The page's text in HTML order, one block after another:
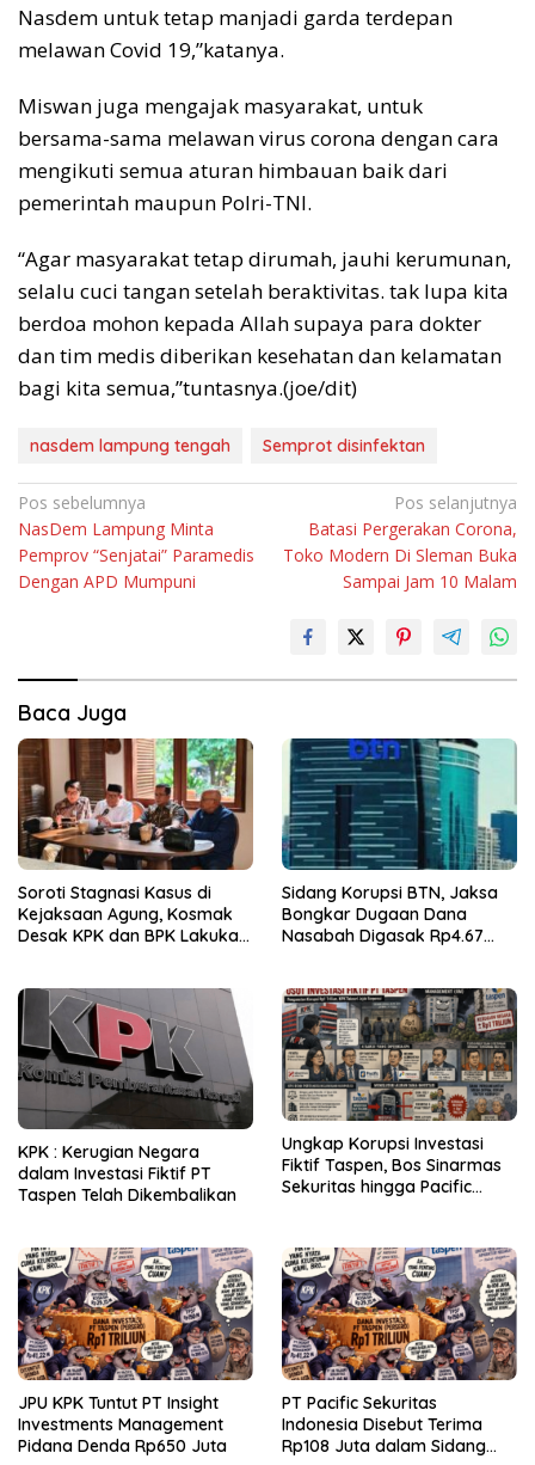
Nasdem untuk tetap manjadi garda terdepan
melawan Covid 19,”katanya.
Miswan juga mengajak masyarakat, untuk
bersama-sama melawan virus corona dengan cara
mengikuti semua aturan himbauan baik dari
pemerintah maupun Polri-TNI.
“Agar masyarakat tetap dirumah, jauhi kerumunan,
selalu cuci tangan setelah beraktivitas. tak lupa kita
berdoa mohon kepada Allah supaya para dokter
dan tim medis diberikan kesehatan dan kelamatan
bagi kita semua,”tuntasnya.(joe/dit)
nasdem lampung tengah Semprot disinfektan
Navigasi
pos
Pos sebelumnya
NasDem Lampung Minta
Pemprov “Senjatai” Paramedis
Dengan APD Mumpuni
Pos selanjutnya
Batasi Pergerakan Corona,
Toko Modern Di Sleman Buka
Sampai Jam 10 Malam
Baca Juga
Soroti Stagnasi Kasus di
Kejaksaan Agung, Kosmak
Desak KPK dan BPK Lakukan
Sidang Korupsi BTN, Jaksa
Bongkar Dugaan Dana
Nasabah Digasak Rp4.67
KPK : Kerugian Negara
dalam Investasi Fiktif PT
Taspen Telah Dikembalikan
Ungkap Korupsi Investasi
Fiktif Taspen, Bos Sinarmas
Sekuritas hingga Pacific
JPU KPK Tuntut PT Insight
Investments Management
Pidana Denda Rp650 Juta
PT Pacific Sekuritas
Indonesia Disebut Terima
Rp108 Juta dalam Sidang